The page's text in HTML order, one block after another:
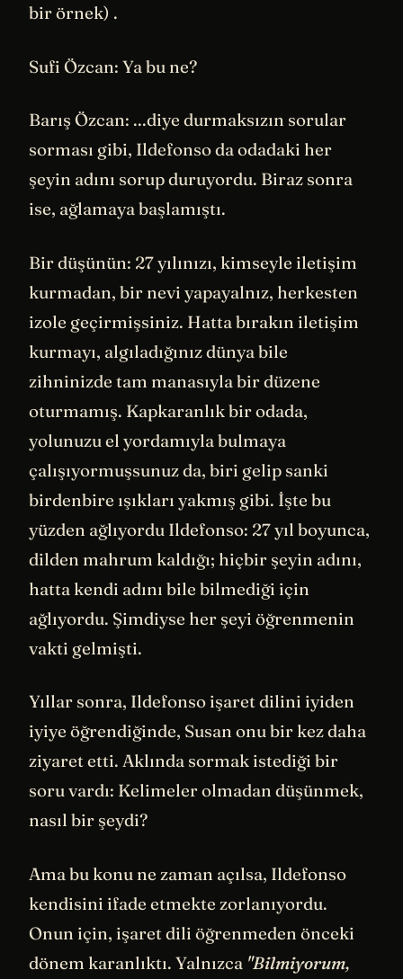
bir örnek) .
Sufi Özcan: Ya bu ne?
Barış Özcan: ...diye durmaksızın sorular
sorması gibi, Ildefonso da odadaki her
şeyin adını sorup duruyordu. Biraz sonra
ise, ağlamaya başlamıştı.
Bir düşünün: 27 yılınızı, kimseyle iletişim
kurmadan, bir nevi yapayalnız, herkesten
izole geçirmişsiniz. Hatta bırakın iletişim
kurmayı, algıladığınız dünya bile
zihninizde tam manasıyla bir düzene
oturmamış. Kapkaranlık bir odada,
yolunuzu el yordamıyla bulmaya
çalışıyormuşsunuz da, biri gelip sanki
birdenbire ışıkları yakmış gibi. İşte bu
yüzden ağlıyordu Ildefonso: 27 yıl boyunca,
dilden mahrum kaldığı; hiçbir şeyin adını,
hatta kendi adını bile bilmediği için
ağlıyordu. Şimdiyse her şeyi öğrenmenin
vakti gelmişti.
Yıllar sonra, Ildefonso işaret dilini iyiden
iyiye öğrendiğinde, Susan onu bir kez daha
ziyaret etti. Aklında sormak istediği bir
soru vardı: Kelimeler olmadan düşünmek,
nasıl bir şeydi?
Ama bu konu ne zaman açılsa, Ildefonso
kendisini ifade etmekte zorlanıyordu.
Onun için, işaret dili öğrenmeden önceki
dönem karanlıktı. Yalnızca "Bilmiyorum,